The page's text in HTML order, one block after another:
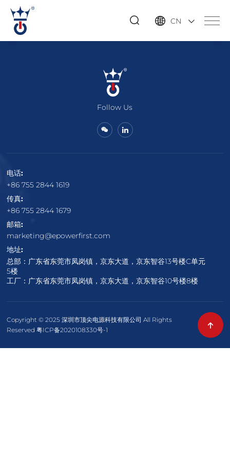
CN
Follow Us
电话:
+86 755 2844 1619
传真:
+86 755 2844 1679
邮箱:
marketing@epowerfirst.com
地址:
总部：广东省东莞市凤岗镇，京东大道，京东智谷13号楼C单元
5楼
工厂：广东省东莞市凤岗镇，京东大道，京东智谷10号楼8楼
Copyright © 2025 深圳市顶尖电源科技有限公司 All Rights
Reserved 粤ICP备2020108330号-1